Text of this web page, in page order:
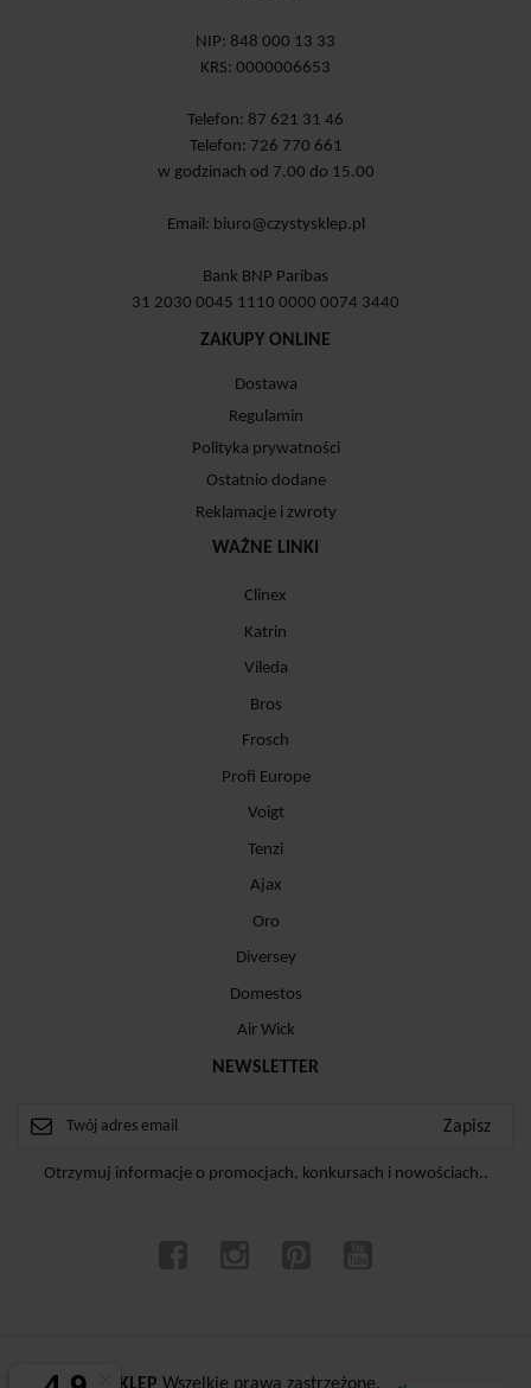
NIP: 848 000 13 33
KRS: 0000006653
Telefon: 87 621 31 46
Telefon: 726 770 661
w godzinach od 7.00 do 15.00
Email: biuro@czystysklep.pl
Bank BNP Paribas
31 2030 0045 1110 0000 0074 3440
ZAKUPY ONLINE
Dostawa
Regulamin
Polityka prywatności
Ostatnio dodane
Reklamacje i zwroty
WAŻNE LINKI
Clinex
Katrin
Vileda
Bros
Frosch
Profi Europe
Voigt
Tenzi
Ajax
Oro
Diversey
Domestos
Air Wick
NEWSLETTER
Otrzymuj informacje o promocjach, konkursach i nowościach..